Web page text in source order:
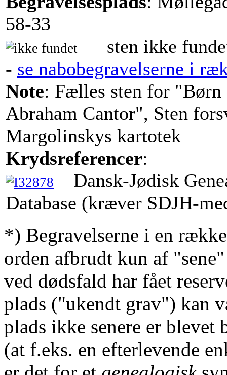
58-33
sten ikke
- se nabobegravelserne i
Note: Fælles sten for "Børn
Abraham Cantor", Sten
Margolinskys kartotek
Krydsreferencer:
Dansk-Jødisk
Database (kræver SDJH-
*) Begravelserne i en
orden afbrudt kun af
ved dødsfald har fået
plads ("ukendt grav") kan
plads ikke senere er
(at f.eks. en efterlevende